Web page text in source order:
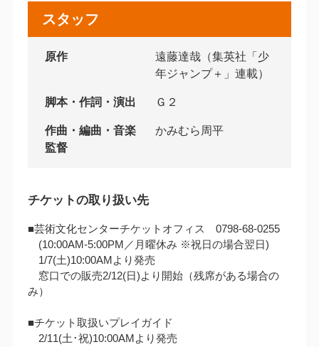
スタッフ
原作
遠藤達哉（集英社「少
年ジャンプ＋」連載）
脚本・作詞・演出 Ｇ２
作曲・編曲・音楽
監督
かみむら周平
チケットの取り扱い先
■芸術文化センターチケットオフィス 0798-68-0255
(10:00AM‐5:00PM／月曜休み ※祝日の場合翌日)
1/7(土)10:00AMより発売
窓口での販売2/12(日)より開始（残席がある場合の
み）
■チケット取扱いプレイガイド
2/11(土･祝)10:00AMより発売